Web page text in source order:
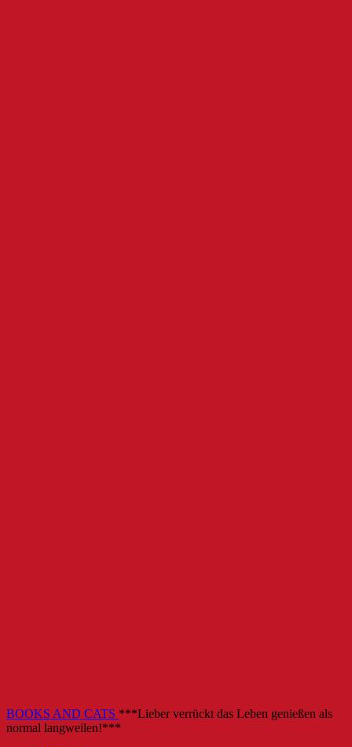
BOOKS AND CATS ***Lieber verrückt das Leben genießen als
normal langweilen!***